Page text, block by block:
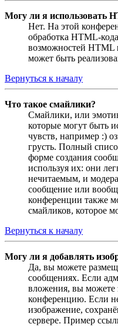
Могу ли я использовать
Нет. На этой
обработка HTML-
возможностей
может быть
Вернуться к началу
Что такое смайлики?
Смайлики, или
которые могут быть
чувств, например :)
грусть. Полный
форме создания
используя их: они
нечитаемым, и
сообщение или
конференции также
смайликов, которое
Вернуться к началу
Могу ли я добавлять
Да, вы можете
сообщениях. Если
вложения, вы можете
конференцию. Если
изображение,
сервере. Пример